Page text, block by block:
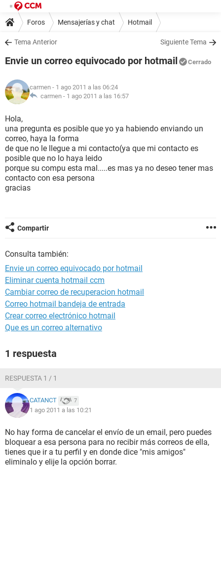
Foros Mensajerías y chat Hotmail
Tema Anterior Siguiente Tema
Envie un correo equivocado por hotmail Cerrado
carmen - 1 ago 2011 a las 06:24
carmen - 1 ago 2011 a las 16:57
Hola,
una pregunta es posible que yo ya habiendo enviando un
correo, haya la forma
de que no le llegue a mi contacto(ya que mi contacto es
posible que no lo haya leido
porque su compu esta mal.....es mas ya no deseo tener mas
contacto con esa persona
gracias
Compartir
Consulta también:
Envie un correo equivocado por hotmail
Eliminar cuenta hotmail ccm
Cambiar correo de recuperacion hotmail
Correo hotmail bandeja de entrada
Crear correo electrónico hotmail
Que es un correo alternativo
1 respuesta
RESPUESTA 1 / 1
CATANCT 7
1 ago 2011 a las 10:21
No hay forma de cancelar el envío de un email, pero puedes
bloquear a esa persona para no recibir más correos de ella,
tienes que ir a tu perfil y en donde dice "mis amigos"
eliminalo y elije la opción borrar.